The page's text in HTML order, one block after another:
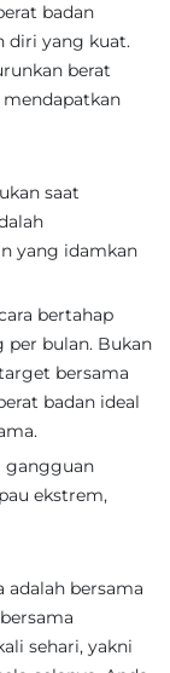
badan
diri yang kuat.
berat
saat
yang idamkan
bertahap
per bulan. Bukan
bersama
badan ideal
gangguan
ekstrem,
adalah bersama
sehari, yakni